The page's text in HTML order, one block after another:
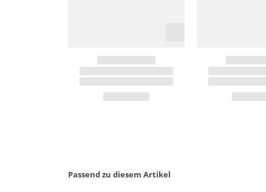
Passend zu diesem Artikel